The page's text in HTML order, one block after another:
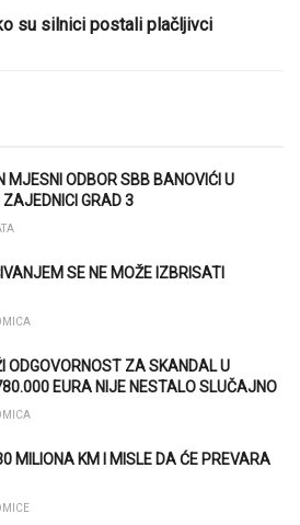
su silnici postali plačljivci
MJESNI ODBOR SBB BANOVIĆI U
GRAD 3
SE NE MOŽE IZBRISATI
ODGOVORNOST ZA SKANDAL U
EURA NIJE NESTALO SLUČAJNO
MILIONA KM I MISLE DA ĆE PREVARA